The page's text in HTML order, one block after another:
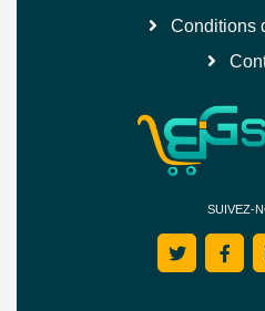
Conditions
SUIVEZ-